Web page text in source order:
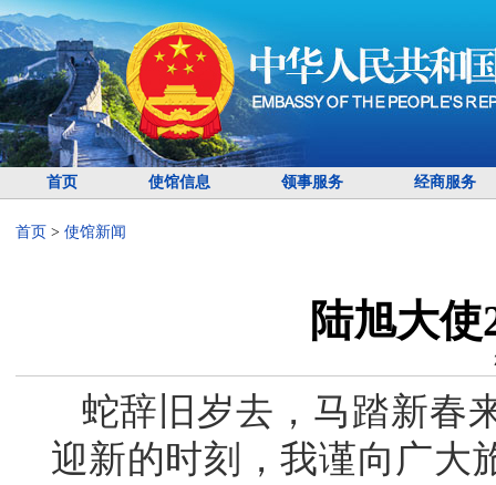
首页 使馆信息 领事服务 经商服务
首页 > 使馆新闻
陆旭大
蛇辞旧岁去，马踏新春
迎新的时刻，我谨向广大